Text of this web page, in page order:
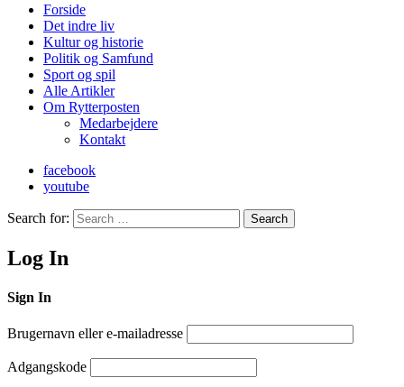
Forside
Det indre liv
Kultur og historie
Politik og Samfund
Sport og spil
Alle Artikler
Om Rytterposten
Medarbejdere
Kontakt
facebook
youtube
Search for: Search
Log In
Sign In
Brugernavn eller e-mailadresse
Adgangskode